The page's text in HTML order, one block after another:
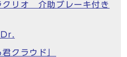
リオ 介助ブレーキ付き
クラウド」